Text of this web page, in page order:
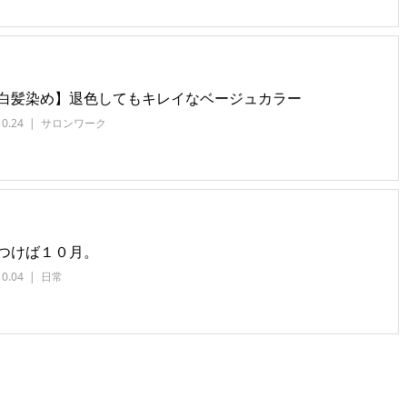
髪染め】退色してもキレイなベージュカラー
サロンワーク
けば１０月。
日常